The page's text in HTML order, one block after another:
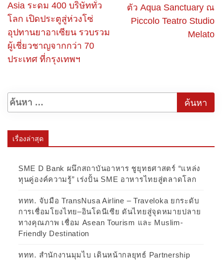
Asia ระดม 400 บริษัททั่ว
โลก เปิดประตูสู่ห่วงโซ่
อุปทานยาอาเซียน รวบรวม
ผู้เชี่ยวชาญจากกว่า 70
ประเทศ ที่กรุงเทพฯ
ตัว Aqua Sanctuary ณ
Piccolo Teatro Studio
Melato
เรื่องล่าสุด
SME D Bank ผนึกสถาบันอาหาร ชูยุทธศาสตร์ “แหล่ง
ทุนคู่องค์ความรู้” เร่งปั้น SME อาหารไทยสู่ตลาดโลก
ททท. จับมือ TransNusa Airline – Traveloka ยกระดับ
การเชื่อมโยงไทย–อินโดนีเซีย ดันไทยสู่จุดหมายปลาย
ทางคุณภาพ เชื่อม Asean Tourism และ Muslim-
Friendly Destination
ททท. สำนักงานมุมไบ เดินหน้ากลยุทธ์ Partnership